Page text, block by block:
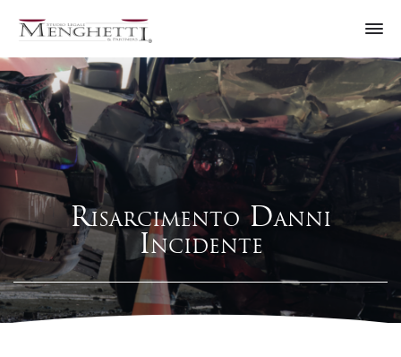
Risarcimento Danni
Incidente